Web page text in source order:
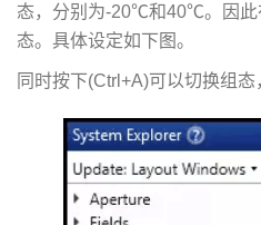
态，分别为-20℃和40℃。因此
态。具体设定如下图。
同时按下(Ctrl+A)可以切换组态